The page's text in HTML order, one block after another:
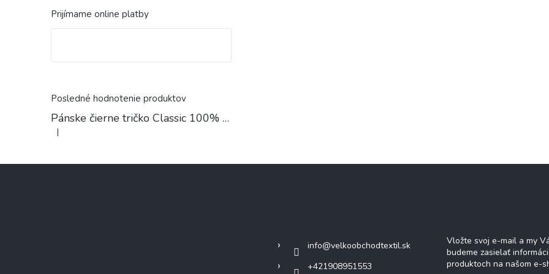
Prijímame online platby
Posledné hodnotenie produktov
Pánske čierne tričko Classic 100% Bavlna
Hodnotenie produktu je 4 z 5 hviezdičiek.
|
info@velkoobchodtextil.sk
+421908951553
Vložte svoj e-mail a my
budeme zasielať
produktoch na našom e-